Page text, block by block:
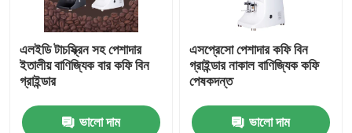
এলইডি টাচস্ক্রিন সহ পেশাদার
ইতালীয় বাণিজ্যিক বার কফি বিন
গ্রাইন্ডার
ভালো দাম
এসপ্রেসো পেশাদার কফি বিন
গ্রাইন্ডার নাকাল বাণিজ্যিক কফি
পেষকদন্ত
ভালো দাম